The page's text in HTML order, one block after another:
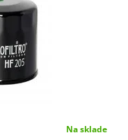
Na sklade